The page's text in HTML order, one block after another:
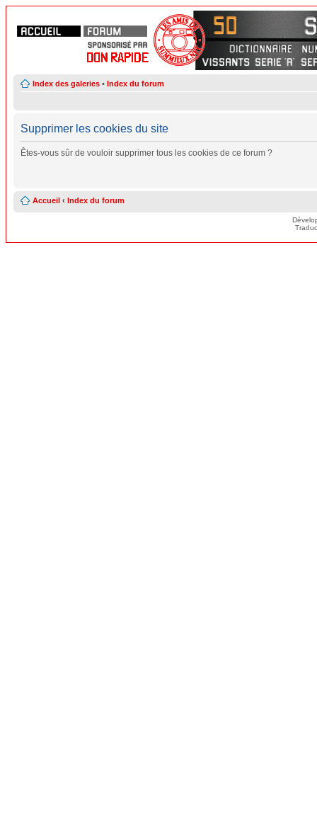
Index des galeries • Index du forum
Supprimer les cookies du site
Êtes-vous sûr de vouloir supprimer tous les cookies de ce forum ?
Accueil ‹ Index du forum